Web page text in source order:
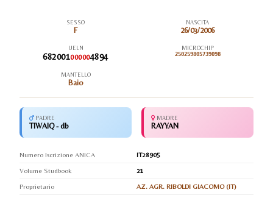
SESSO
F
NASCITA
26/03/2006
UELN
682001000004894
MICROCHIP
250259805739098
MANTELLO
Baio
PADRE
TIWAIQ - db
MADRE
RAYYAN
Numero Iscrizione ANICA
IT28905
Volume Studbook
21
Proprietario
AZ. AGR. RIBOLDI GIACOMO (IT)